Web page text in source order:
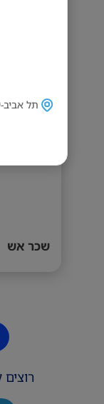
תל אביב-
שכר אש